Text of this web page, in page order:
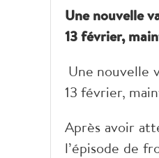
Une nouvelle
13 février,
Une nouvelle
13 février,
Après avoir
l’épisode de